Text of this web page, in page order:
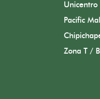
Unicentro
Pacific Mall
Zona T /